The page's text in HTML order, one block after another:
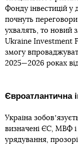
Фонду інвестицій у
почнуть
ухвалять, то новий
Ukraine Investment
змогу
2025—2026 роках
Євроатлантична
Україна
визначені ЄС, МВФ
урядування,